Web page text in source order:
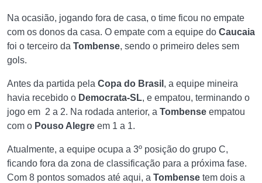
Na ocasião, jogando fora de casa, o time ficou no empate
com os donos da casa. O empate com a equipe do Caucaia
foi o terceiro da Tombense, sendo o primeiro deles sem
gols.
Antes da partida pela Copa do Brasil , a equipe mineira
havia recebido o Democrata-SL, e empatou, terminando o
jogo em 2 a 2. Na rodada anterior, a Tombense empatou
com o Pouso Alegre em 1 a 1.
Atualmente, a equipe ocupa a 3º posição do grupo C,
ficando fora da zona de classificação para a próxima fase.
Com 8 pontos somados até aqui, a Tombense tem dois a